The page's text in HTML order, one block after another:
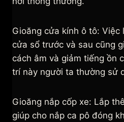
Gioăng cửa kính ô tô: Việc
cửa sổ trước và sau cũng
cách âm và giảm tiếng ồn
trí này người ta thường sử
Gioăng nắp cốp xe: Lắp
giúp cho nắp ca pô đóng